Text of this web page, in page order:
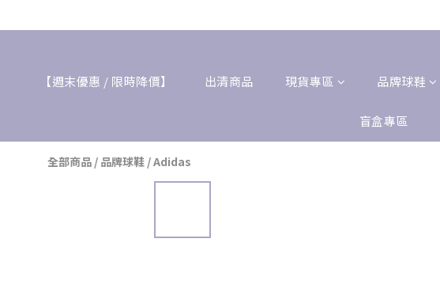
【週末優惠 / 限時降價】 出清商品 現貨專區 品牌球鞋
盲盒專區
全部商品 / 品牌球鞋 /Adidas